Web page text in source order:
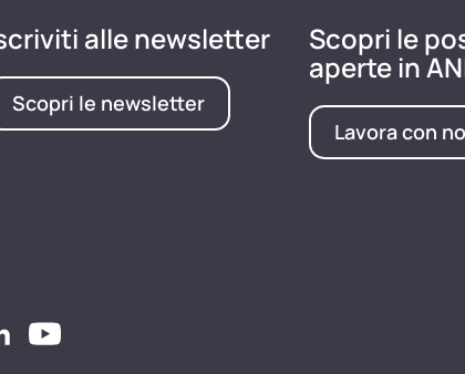
alle newsletter
Scopri le newsletter
Scopri le
aperte in
Lavora con